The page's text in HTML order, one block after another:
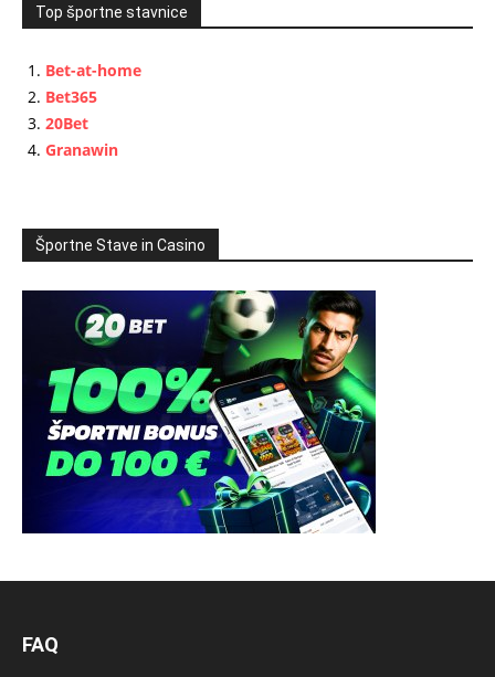
Top športne stavnice
Bet-at-home
Bet365
20Bet
Granawin
Športne Stave in Casino
FAQ